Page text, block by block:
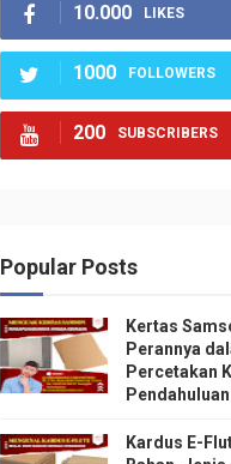
10.000 LIKES
1000 FOLLOWERS
200 SUBSCRIBERS
Popular Posts
Kertas
Perannya
Percetakan
Pendahuluan
Kardus E-